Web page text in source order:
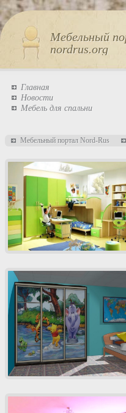
Мебельный
nordrus.org
Главная
Новости
Мебель для спальни
Мебельный портал Nord-Rus